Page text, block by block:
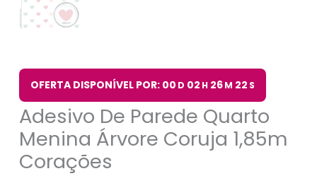
OFERTA DISPONÍVEL POR: 00 D 02 H 26M 21S
Adesivo De Parede Quarto
Menina Árvore Coruja 1,85m
Corações